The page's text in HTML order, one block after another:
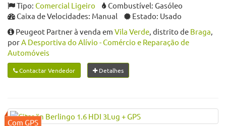
Tipo: Comercial Ligeiro
Combustível: Gasóleo
Caixa de Velocidades: Manual
Estado: Usado
Peugeot Partner à venda em Vila Verde, distrito de Braga,
porA Desportiva do Alívio - Comércio e Reparação de
Automóveis
Contactar Vendedor Detalhes